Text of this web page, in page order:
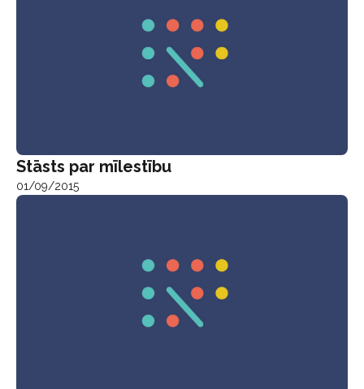
Stāsts par mīlestību
01/09/2015